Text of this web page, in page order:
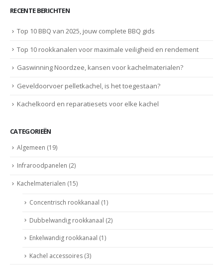
RECENTE BERICHTEN
Top 10 BBQ van 2025, jouw complete BBQ gids
Top 10 rookkanalen voor maximale veiligheid en rendement
Gaswinning Noordzee, kansen voor kachelmaterialen?
Geveldoorvoer pelletkachel, is het toegestaan?
Kachelkoord en reparatiesets voor elke kachel
CATEGORIEËN
Algemeen (19)
Infraroodpanelen (2)
Kachelmaterialen (15)
Concentrisch rookkanaal (1)
Dubbelwandig rookkanaal (2)
Enkelwandig rookkanaal (1)
Kachel accessoires (3)